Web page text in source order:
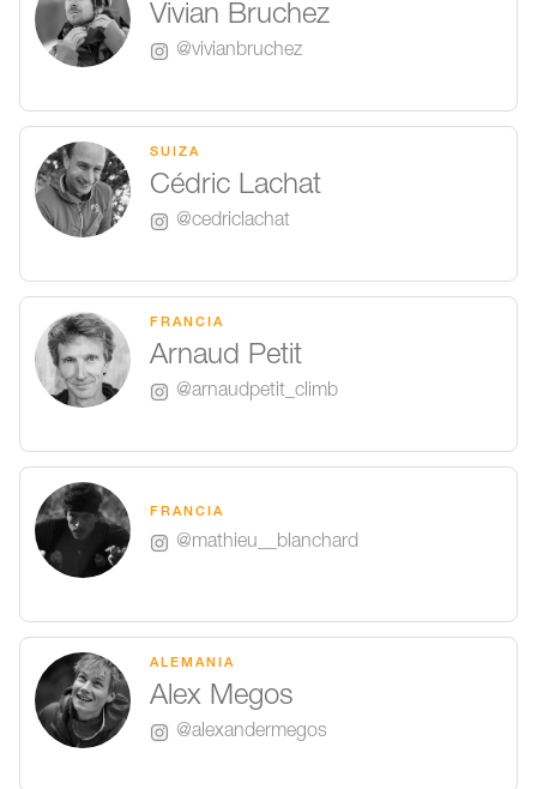
Vivian Bruchez
@vivianbruchez
SUIZA
Cédric Lachat
@cedriclachat
FRANCIA
Arnaud Petit
@arnaudpetit_climb
FRANCIA
@mathieu__blanchard
ALEMANIA
Alex Megos
@alexandermegos